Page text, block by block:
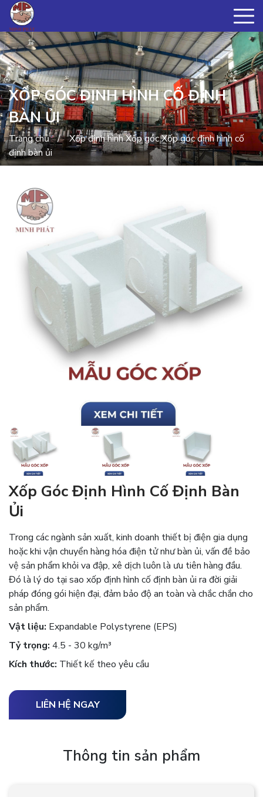
XỐP GÓC ĐỊNH HÌNH CỐ ĐỊNH
BÀN ỦI
Trang chủ Xốp định hìnhXốp gócXốp góc định hình cố
định bàn ủi
Xốp Góc Định Hình Cố Định Bàn
Ủi
Trong các ngành sản xuất, kinh doanh thiết bị điện gia dụng
hoặc khi vận chuyển hàng hóa điện tử như bàn ủi, vấn đề bảo
vệ sản phẩm khỏi va đập, xê dịch luôn là ưu tiên hàng đầu.
Đó là lý do tại sao xốp định hình cố định bàn ủi ra đời giải
pháp đóng gói hiện đại, đảm bảo độ an toàn và chắc chắn cho
sản phẩm.
Vật liệu: Expandable Polystyrene (EPS)
Tỷ trọng: 4.5 - 30 kg/m³
Kích thước: Thiết kế theo yêu cầu
LIÊN HỆ NGAY
Thông tin sản phẩm